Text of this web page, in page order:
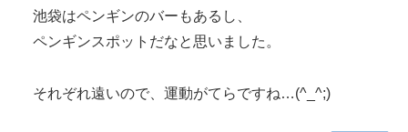
池袋はペンギンのバーもあるし、
ペンギンスポットだなと思いました。
それぞれ遠いので、運動がてらですね…(^_^;)